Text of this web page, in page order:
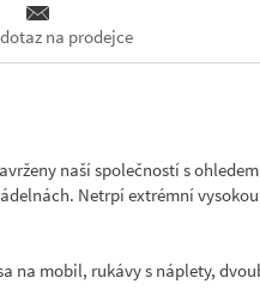
na prodejce
naší společností s
Netrpí extrémní
na mobil, rukávy s náplety,